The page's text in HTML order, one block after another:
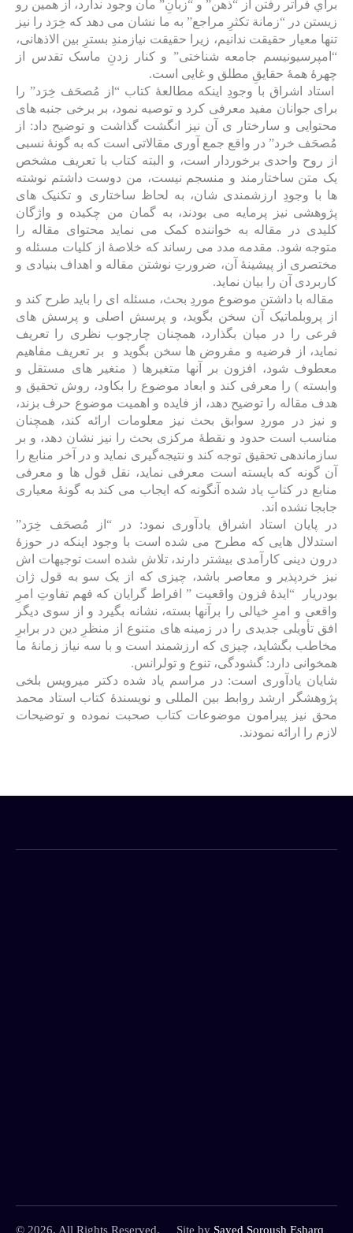
براي فراتر رفتن از “ذهن” و “زبانِ” مان وجود ندارد، از همین رو
زيستن در “زمانة تكثرِ مراجع” به ما نشان می دهد که خِرَد را نیز
تنها معیار حقیقت ندانیم، زیرا حقیقت نیازمندِ بسترِ بین الاذهانی،
“امپرسیونیسم جامعه شناختی” و کنار زدنِ ماسک تقدس از
چهرۀ همۀ حقایقِ مطلق و غایی است.
استاد اشراق با وجودِ اینکه مطالعۀ کتاب “از مُصحَف خِرَد” را
برای جوانان مفید معرفی کرد و توصیه نمود، بر برخی جنبه های
محتوایی و سارختار ی آن نیز انگشت گذاشت و توضیح داد: از
مُصحَف خرد” در واقع جمع آوری مقالاتی است که به گونۀ نسبی
از روح واحدی برخوردار است، و البته کتاب با تعریف مشخص
یک متن ساختارمند و منسجم نیست، من دوست داشتم نوشته
ها با وجودِ ارزشمندی شان، به لحاظ ساختاری و تکنیک های
پژوهشی نیز پرمایه می بودند، به گمان من چکیده و واژگان
کلیدی در مقاله به خواننده کمک می نماید محتوای مقاله را
متوجه شود. مقدمه مدد می رساند که خلاصۀ از کلیات مسئله و
مختصری از پیشینۀ آن، ضرورتِ نوشتن مقاله و اهداف بنیادی و
کاربردی آن را بیان نماید.
مقاله با داشتن موضوع موردِ بحث، مسئله ای را باید طرح کند و
از پروبلماتیک آن سخن بگوید، و پرسش اصلی و پرسش های
فرعی را در میان بگذارد، همچنان چارچوب نظری را تعریف
نماید، از فرضیه و مفروض ها سخن بگوید و بر تعریف مفاهیم
معطوف شود، افزون بر آنها متغیرها ( متغیر های مستقل و
وابسته ) را معرفی کند و ابعاد موضوع را بکاود، روش تحقیق و
هدف مقاله را توضیح دهد، از فایده و اهمیت موضوع حرف بزند،
و نیز در موردِ سوابق بحث نیز معلومات ارائه کند، همچنان
مناسب است حدود و نقطۀ مرکزی بحث را نیز نشان دهد، و بر
سازماندهی تحقیق توجه کند و نتیجه‌گیری نماید و در آخر منابع را
آن گونه که بایسته است معرفی نماید، نقل قول ها و معرفی
منابع در کتابِ یاد شده آنگونه که ایجاب می کند به گونۀ معیاری
جابجا نشده اند.
در پایان استاد اشراق یادآوری نمود: در “از مُصحَف خِرَد”
استدلال هایی که مطرح می شده است با وجود اینکه در حوزۀ
درون دینی کارآمدی بیشتر دارند، تلاش شده است توجیهات اش
نیز خردپذیر و معاصر باشد، چیزی که از یک سو به قول ژان
بودریار “ایدۀ فزون واقعیت ” افراط گرایان که ‌فهم‌ تفاوتِ‌ امرِ
‌واقعی‌ و‌ امرِ ‌خیالی ‌را‌ بر‌آنها ‌بسته، نشانه بگیرد و از سوی دیگر
افق تأویلی جدیدی را در زمینه های متنوع از منظرِ دین در برابرِ
مخاطب بگشاید، چیزی که ارزشمند است و با سه نیاز زمانۀ ما
همخوانی دارد: گشودگی، تنوع و تولرانس.
شایان یادآوری است: در مراسم یاد شده دکتر میرویس بلخی
پژوهشگر ارشد روابط بین المللی و نویسندۀ کتاب استاد محمد
محق نیز پیرامون موضوعات کتاب صحبت نموده و توضیحات
لازم را ارائه نمودند.
© 2026. All Rights Reserved. Site by Sayed Soroush Esharq